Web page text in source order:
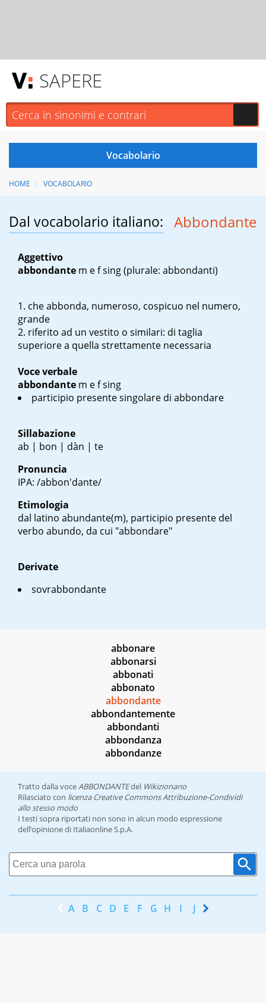
SAPERE
HOME VOCABOLARIO
Dal vocabolario italiano: Abbondante
Aggettivo
abbondante m ef sing(plurale: abbondanti)
che abbonda, numeroso, cospicuo nel numero,
grande
riferito ad un vestito o similari: di taglia
superiore a quella strettamente necessaria
Voce verbale
abbondante m ef sing
participio presente singolare di abbondare
Sillabazione
ab | bon | dàn | te
Pronuncia
IPA: /abbon'dante/
Etimologia
dal latino abundante(m), participio presente del
verbo abundo, da cui "abbondare"
Derivate
sovrabbondante
abbonare
abbonarsi
abbonati
abbonato
abbondante
abbondantemente
abbondanti
abbondanza
abbondanze
Tratto dalla voceABBONDANTEdel Wikizionario
Rilasciato con licenza Creative Commons Attribuzione-Condividi
allo stesso modo
I testi sopra riportati non sono in alcun modo espressione
dell’opinione di Italiaonline S.p.A.
A B C D E F G H I J K